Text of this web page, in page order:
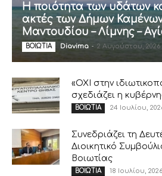
Η ποιότητα των υδάτων
ακτές των Δήμων
Μαντουδίου – Λίμνης –
ΒΟΙΩΤΙΑ Diavima - 2 Αυγούστου, 2026
«ΟΧΙ στην
σχεδιάζει η
ΒΟΙΩΤΙΑ 24 Ιουλίου,
Συνεδριάζει τη
Διοικητικό
Βοιωτίας
ΒΟΙΩΤΙΑ 18 Ιουλίου, 2026